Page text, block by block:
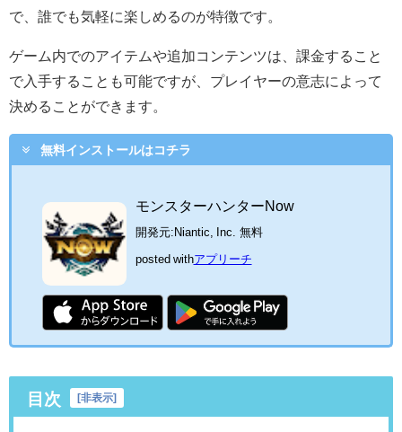
で、誰でも気軽に楽しめるのが特徴です。
ゲーム内でのアイテムや追加コンテンツは、課金すること
で入手することも可能ですが、プレイヤーの意志によって
決めることができます。
無料インストールはコチラ
モンスターハンターNow
開発元: Niantic, Inc. 無料
posted withアプリーチ
目次 [非表示]